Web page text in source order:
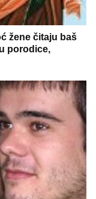
žene čitaju baš
porodice,